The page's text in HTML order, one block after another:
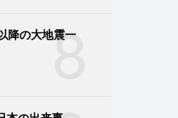
8
降の大地震一